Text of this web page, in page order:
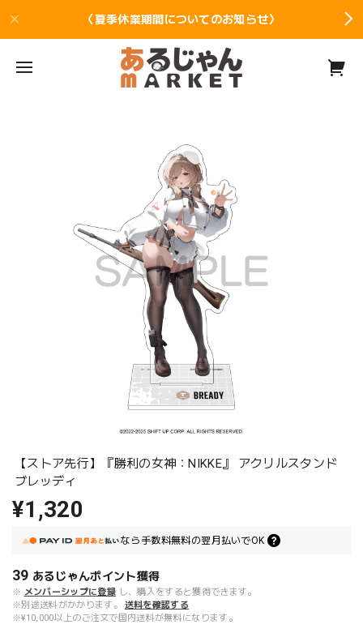
〈夏季休業期間についてのお知らせ〉
【ストア先行】『勝利の女神：NIKKE』 アクリルスタンド
ブレッディ
¥1,320
なら 手数料無料の翌月払いでOK
39 あるじゃんポイント獲得
※ メンバーシップに登録 し、購入をすると獲得できます。
※別途送料がかかります。
送料を確認する
※¥10,000以上のご注文で国内送料が無料になります。